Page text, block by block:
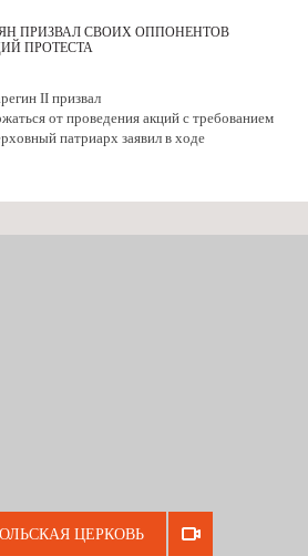
ПРИЗВАЛ СВОИХ ОППОНЕНТОВ
ПРОТЕСТА
II призвал
от проведения акций с требованием
патриарх заявил в ходе
ЦЕРКОВЬ